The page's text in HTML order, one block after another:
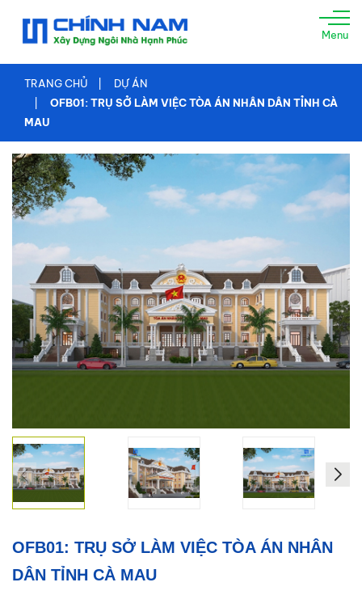
TRANG
CHỦ
GIỚI
THIỆU
XÂY
TRỌN
GÓI
TƯ
THIẾT
THI
CÔNG
XÂY
DỰNG
Thô
Xây
Dựng
Phần
Thiện
HỖ
Menu
TRANG CHỦ
DỰ ÁN
OFB01: TRỤ SỞ LÀM VIỆC TÒA ÁN NHÂN DÂN TỈNH CÀ
MAU
OFB01: TRỤ SỞ LÀM VIỆC TÒA ÁN NHÂN
DÂN TỈNH CÀ MAU